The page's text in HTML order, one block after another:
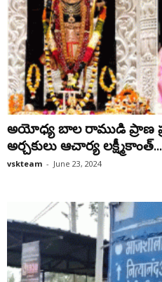
అయోధ్య బాల రాముడి ప్రాణ
అర్చకులు ఆచార్య లక్ష్మీకాంత్‌...
vskteam - June 23, 2024